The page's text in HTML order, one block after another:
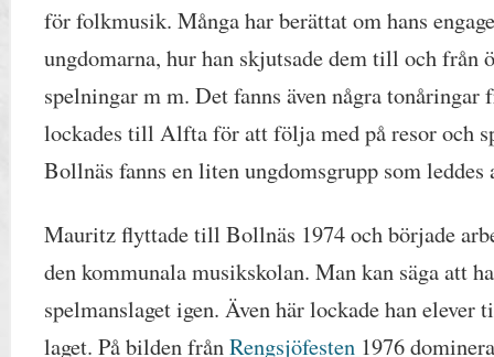
för folkmusik. Många har berättat om hans
ungdomarna, hur han skjutsade dem till och från
spelningar m m. Det fanns även några tonåringar
lockades till Alfta för att följa med på resor och
Bollnäs fanns en liten ungdomsgrupp som
Mauritz flyttade till Bollnäs 1974 och började
den kommunala musikskolan. Man kan säga att
spelmanslaget igen. Även här lockade han
laget. På bilden frånRengsjöfesten 1976